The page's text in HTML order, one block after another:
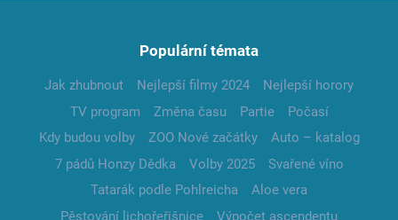
Populární témata
Jak zhubnout Nejlepší filmy 2024
Nejlepší horory
TV program
Změna času Partie
Počasí
Kdy budou volby
ZOO Nové začátky
Auto – katalog
7 pádů Honzy Dědka
Volby 2025
Svařené víno
Tatarák podle Pohlreicha
Aloe vera
Pěstování lichořeřišnice
Výpočet ascendentu